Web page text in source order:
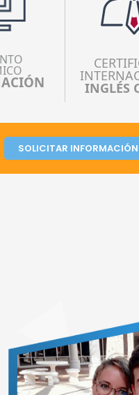
INGLÉS
SOLICITAR INFORMACIÓN